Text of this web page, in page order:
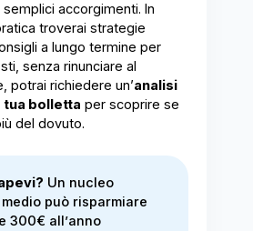
semplici accorgimenti. In
troverai strategie
a lungo termine per
senza rinunciare al
potrai richiedere un’analisi
bolletta per scoprire se
del dovuto.
Un nucleo
può risparmiare
300€ all’anno